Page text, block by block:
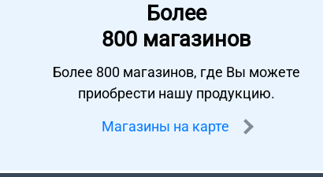
Более
800 магазинов
Более 800 магазинов, где Вы можете
приобрести нашу продукцию.
Магазины на карте